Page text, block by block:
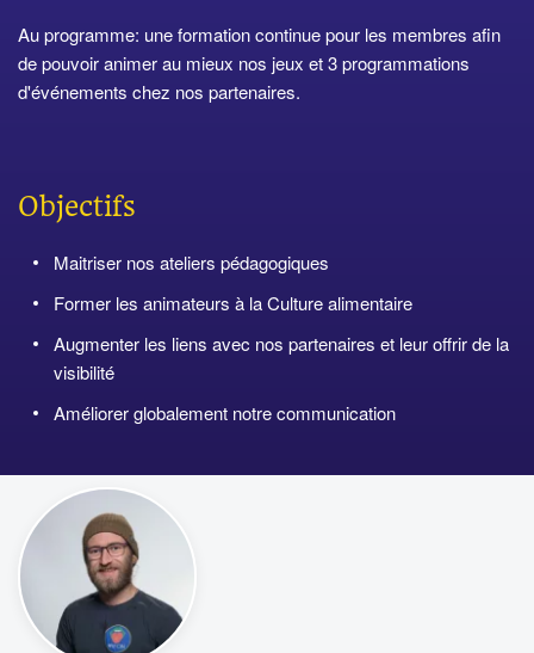
Au programme: une formation continue pour les membres afin
de pouvoir animer au mieux nos jeux et 3 programmations
d'événements chez nos partenaires.
Objectifs
Maitriser nos ateliers pédagogiques
Former les animateurs à la Culture alimentaire
Augmenter les liens avec nos partenaires et leur offrir de la
visibilité
Améliorer globalement notre communication